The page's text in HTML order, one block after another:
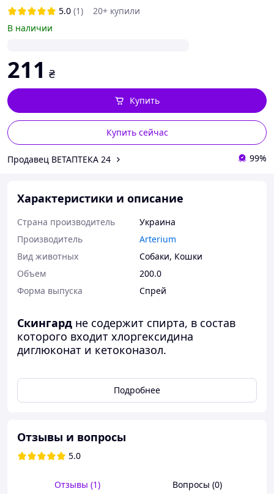
5.0 (1)
20+ купили
В наличии
211 ₴
Купить сейчас
Купить
Продавец ВЕТАПТЕКА 24 99%
Характеристики и описание
Страна производитель
Украина
Производитель
Arterium
Вид животных
Собаки, Кошки
Объем
200.0
Форма выпуска
Спрей
Скингард не содержит спирта, в состав
которого входит хлоргексидина
диглюконат и кетоконазол.
действующие вещества: хлоргексидина
диклюконата раствор в пересчете на
Вспомогательные вещества
глицерин, пропиленгликоль, молочная
сок алоэ барбадосского, ароматизатор
Подробнее
Отзывы и вопросы
5.0
Отзывы (1) Вопросы (0)